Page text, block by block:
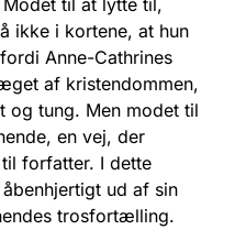
til at lytte til,
ikke i kortene, at hun
Anne-Cathrines
af kristendommen,
og tung. Men modet til
en vej, der
forfatter. I dette
ud af sin
trosfortælling.